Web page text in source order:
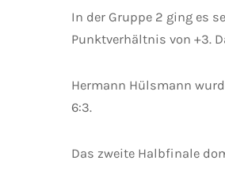
In der Gruppe 2 ging es
Punktverhältnis von +3.
Hermann Hülsmann
6:3.
Das zweite Halbfinale